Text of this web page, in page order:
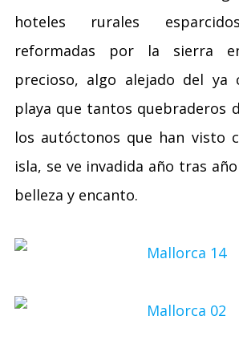
hoteles rurales
reformadas por la sierra
precioso, algo alejado del ya
playa que tantos quebraderos
los autóctonos que han visto
isla, se ve invadida año tras
belleza y encanto.